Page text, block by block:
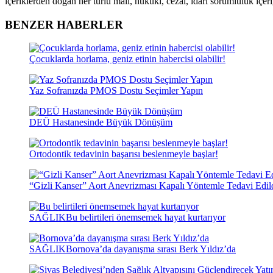
BENZER HABERLER
Çocuklarda horlama, geniz etinin habercisi olabilir!
Yaz Sofranızda PMOS Dostu Seçimler Yapın
DEÜ Hastanesinde Büyük Dönüşüm
Ortodontik tedavinin başarısı beslenmeyle başlar!
“Gizli Kanser” Aort Anevrizması Kapalı Yöntemle Tedavi
SAĞLIKBu belirtileri önemsemek hayat kurtarıyor
SAĞLIKBornova’da dayanışma sırası Berk Yıldız’da